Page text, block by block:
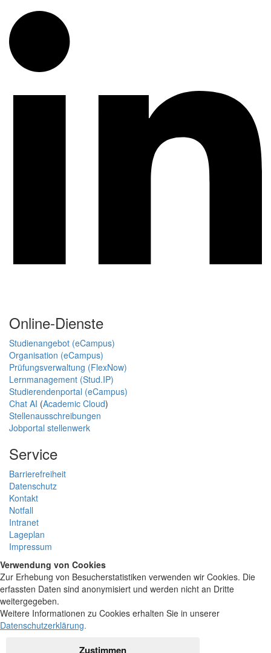
Online-Dienste
Studienangebot (eCampus)
Organisation (eCampus)
Prüfungsverwaltung (FlexNow)
Lernmanagement (Stud.IP)
Studierendenportal (eCampus)
Chat AI (Academic Cloud)
Stellenausschreibungen
Jobportal stellenwerk
Service
Barrierefreiheit
Datenschutz
Kontakt
Notfall
Intranet
Lageplan
Impressum
Verwendung von Cookies
Zur Erhebung von Besucherstatistiken verwenden wir Cookies. Die
erfassten Daten sind anonymisiert und werden nicht an Dritte
weitergegeben.
Weitere Informationen zu Cookies erhalten Sie in unserer
Datenschutzerklärung.
Zustimmen